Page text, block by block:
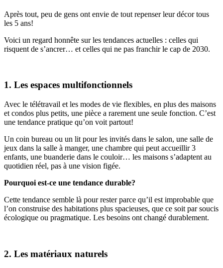
Après tout, peu de gens ont envie de tout repenser leur décor tous
les 5 ans!
Voici un regard honnête sur les tendances actuelles : celles qui
risquent de s’ancrer… et celles qui ne pas franchir le cap de 2030.
1. Les espaces multifonctionnels
Avec le télétravail et les modes de vie flexibles, en plus des maisons
et condos plus petits, une pièce a rarement une seule fonction. C’est
une tendance pratique qu’on voit partout!
Un coin bureau ou un lit pour les invités dans le salon, une salle de
jeux dans la salle à manger, une chambre qui peut accueillir 3
enfants, une buanderie dans le couloir… les maisons s’adaptent au
quotidien réel, pas à une vision figée.
Pourquoi est-ce une tendance durable?
Cette tendance semble là pour rester parce qu’il est improbable que
l’on construise des habitations plus spacieuses, que ce soit par soucis
écologique ou pragmatique. Les besoins ont changé durablement.
2. Les matériaux naturels